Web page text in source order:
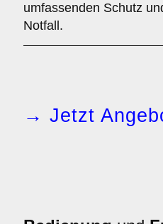
umfassenden Schutz
Notfall.
→ Jetzt